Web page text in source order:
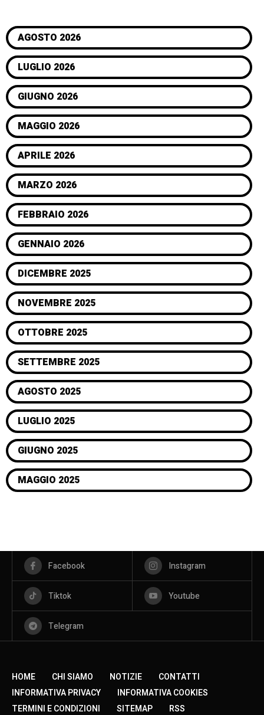
AGOSTO 2026
LUGLIO 2026
GIUGNO 2026
MAGGIO 2026
APRILE 2026
MARZO 2026
FEBBRAIO 2026
GENNAIO 2026
DICEMBRE 2025
NOVEMBRE 2025
OTTOBRE 2025
SETTEMBRE 2025
AGOSTO 2025
LUGLIO 2025
GIUGNO 2025
MAGGIO 2025
Facebook Instagram
Tiktok Youtube
Telegram
HOME CHI SIAMO NOTIZIE
CONTATTI
INFORMATIVA PRIVACY
INFORMATIVA COOKIES
TERMINI E CONDIZIONI
SITEMAP RSS